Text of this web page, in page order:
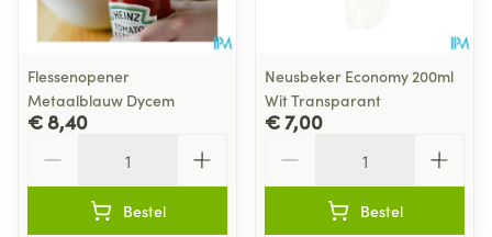
Flessenopener
Metaalblauw Dycem
€ 8,40
Bestel
Neusbeker Economy 200ml
Wit Transparant
€ 7,00
Bestel